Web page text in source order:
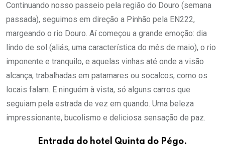
Continuando nosso passeio pela região do Douro (semana
passada), seguimos em direção a Pinhão pela EN222,
margeando o rio Douro. Aí começou a grande emoção: dia
lindo de sol (aliás, uma característica do mês de maio), o rio
imponente e tranquilo, e aquelas vinhas até onde a visão
alcança, trabalhadas em patamares ou socalcos, como os
locais falam. E ninguém à vista, só alguns carros que
seguiam pela estrada de vez em quando. Uma beleza
impressionante, bucolismo e deliciosa sensação de paz.
Entrada do hotel Quinta do Pégo.